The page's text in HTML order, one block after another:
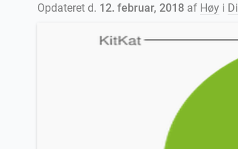
Opdateret d. 12. februar, 2018af Høyi